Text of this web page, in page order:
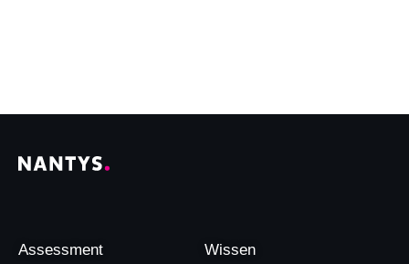
Assessment Wissen